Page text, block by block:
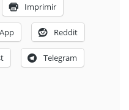
Imprimir
Reddit
Telegram